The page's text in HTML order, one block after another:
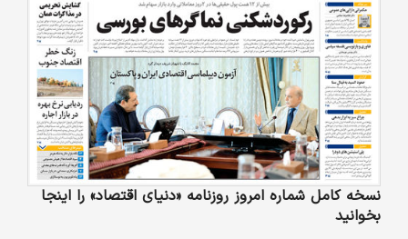
نسخه کامل شماره امروز روزنامه «دنیای‌ اقتصاد» را اینجا
بخوانید